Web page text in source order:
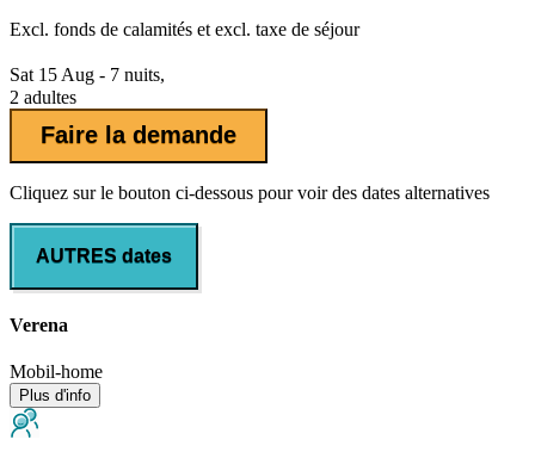
Excl. fonds de calamités et excl. taxe de séjour
Sat 15 Aug - 7 nuits,
2 adultes
Faire la demande
Cliquez sur le bouton ci-dessous pour voir des dates alternatives
AUTRES dates
Verena
Mobil-home
Plus d'info